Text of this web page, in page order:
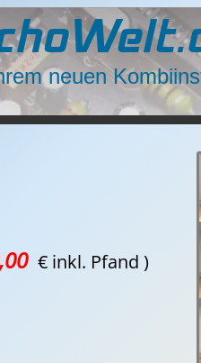
neuen
€ inkl. Pfand )